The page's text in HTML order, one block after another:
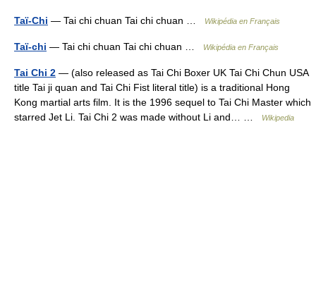
Taï-Chi — Tai chi chuan Tai chi chuan … Wikipédia en Français
Taï-chi — Tai chi chuan Tai chi chuan … Wikipédia en Français
Tai Chi 2 — (also released as Tai Chi Boxer UK Tai Chi Chun USA
title Tai ji quan and Tai Chi Fist literal title) is a traditional Hong
Kong martial arts film. It is the 1996 sequel to Tai Chi Master which
starred Jet Li. Tai Chi 2 was made without Li and… …
Wikipedia